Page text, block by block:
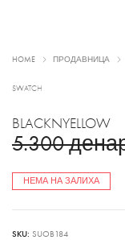
HOME ПРОДАВНИЦА
SWATCH
BLACKNYELLOW
5.300
НЕМА НА ЗАЛИХА
SKU: SUOB184